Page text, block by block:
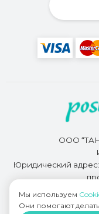
ООО
Юридический адрес:
Мы используем
Они помогают